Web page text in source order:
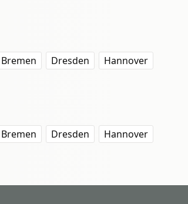
Bremen Dresden
Hannover
Bremen Dresden
Hannover